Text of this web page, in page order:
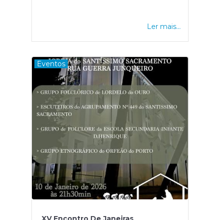
Ler mais...
Eventos